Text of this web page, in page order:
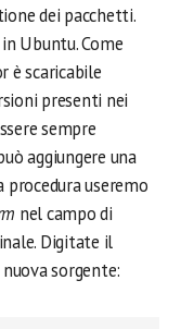
dei pacchetti.
Ubuntu. Come
è scaricabile
presenti nei
sempre
aggiungere una
useremo
nel campo di
Digitate il
sorgente: